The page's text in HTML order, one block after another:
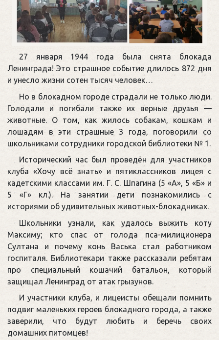
27 января 1944 года была снята блокада
Ленинграда! Это страшное событие длилось 872 дня
и унесло жизни сотен тысяч человек…
Но в блокадном городе страдали не только люди.
Голодали и погибали также их верные друзья —
животные. О том, как жилось собакам, кошкам и
лошадям в эти страшные 3 года, поговорили со
школьниками сотрудники городской библиотеки № 1.
Исторический час был проведён для участников
клуба «Хочу всё знать» и пятиклассников лицея с
кадетскими классами им. Г. С. Шпагина (5 «А», 5 «Б» и
5 «Г» кл.). На занятии дети познакомились с
историями об удивительных животных-блокадниках.
Школьники узнали, как удалось выжить коту
Максиму; кто спас от голода пса-милиционера
Султана и почему конь Васька стал работником
госпиталя. Библиотекари также рассказали ребятам
про специальный кошачий батальон, который
защищал Ленинград от атак грызунов.
И участники клуба, и лицеисты обещали помнить
подвиг маленьких героев блокадного города, а также
заверили, что будут любить и беречь своих
домашних питомцев!